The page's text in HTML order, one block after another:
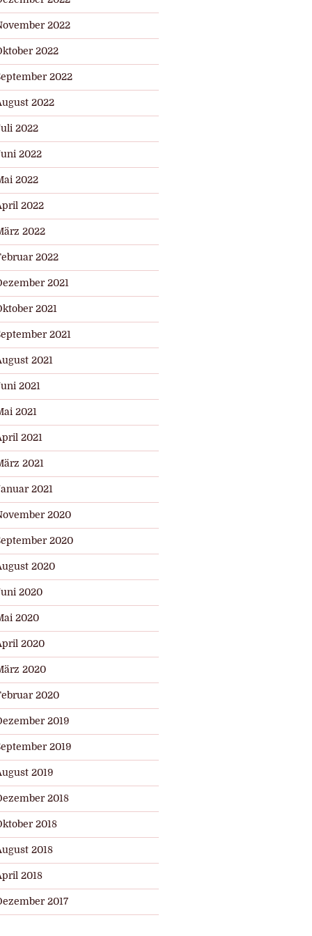
2022
2022
2022
2022
2022
2022
2022
2022
2022
2022
2021
2021
2021
2021
2021
2021
2021
2021
2021
2020
2020
2020
2020
2020
2020
2020
2020
2019
2019
2019
2018
2018
2018
2018
2017